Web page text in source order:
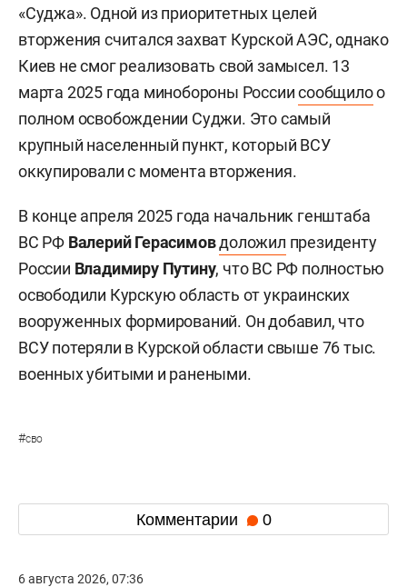
«Суджа». Одной из приоритетных целей
вторжения считался захват Курской АЭС, однако
Киев не смог реализовать свой замысел. 13
марта 2025 года минобороны Россиисообщилоо
полном освобождении Суджи. Это самый
крупный населенный пункт, который ВСУ
оккупировали с момента вторжения.
В конце апреля 2025 года начальник генштаба
ВС РФ Валерий Герасимовдоложил президенту
России Владимиру Путину, что ВС РФ полностью
освободили Курскую область от украинских
вооруженных формирований. Он добавил, что
ВСУ потеряли в Курской области свыше 76 тыс.
военных убитыми и ранеными.
#сво
Комментарии 0
6 августа 2026, 07:36